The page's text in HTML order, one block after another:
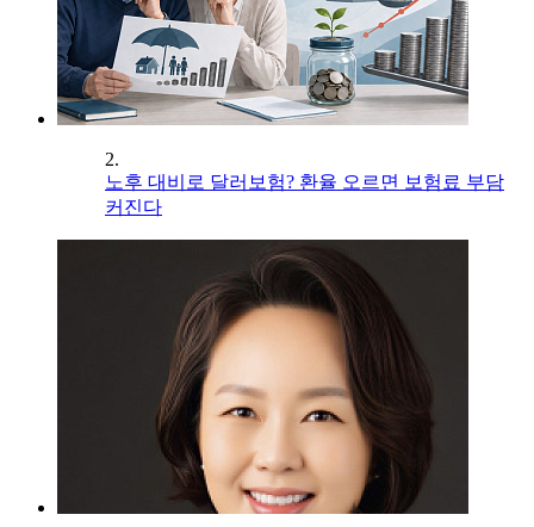
2.
노후 대비로 달러보험? 환율 오르면 보험료 부담
커진다